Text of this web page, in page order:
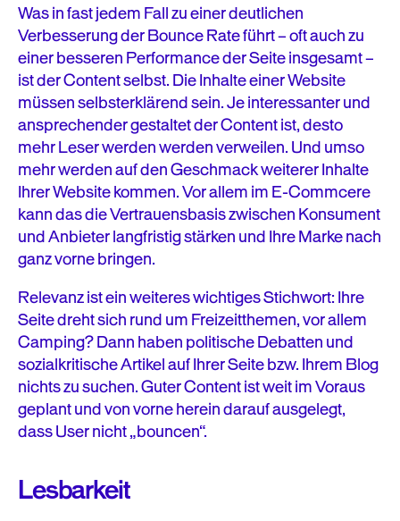
Was in fast jedem Fall zu einer deutlichen
Verbesserung der Bounce Rate führt – oft auch zu
einer besseren Performance der Seite insgesamt –
ist der Content selbst. Die Inhalte einer Website
müssen selbsterklärend sein. Je interessanter und
ansprechender gestaltet der Content ist, desto
mehr Leser werden werden verweilen. Und umso
mehr werden auf den Geschmack weiterer Inhalte
Ihrer Website kommen. Vor allem im E-Commcere
kann das die Vertrauensbasis zwischen Konsument
und Anbieter langfristig stärken und Ihre Marke nach
ganz vorne bringen.
Relevanz ist ein weiteres wichtiges Stichwort: Ihre
Seite dreht sich rund um Freizeitthemen, vor allem
Camping? Dann haben politische Debatten und
sozialkritische Artikel auf Ihrer Seite bzw. Ihrem Blog
nichts zu suchen. Guter Content ist weit im Voraus
geplant und von vorne herein darauf ausgelegt,
dass User nicht „bouncen“.
Lesbarkeit